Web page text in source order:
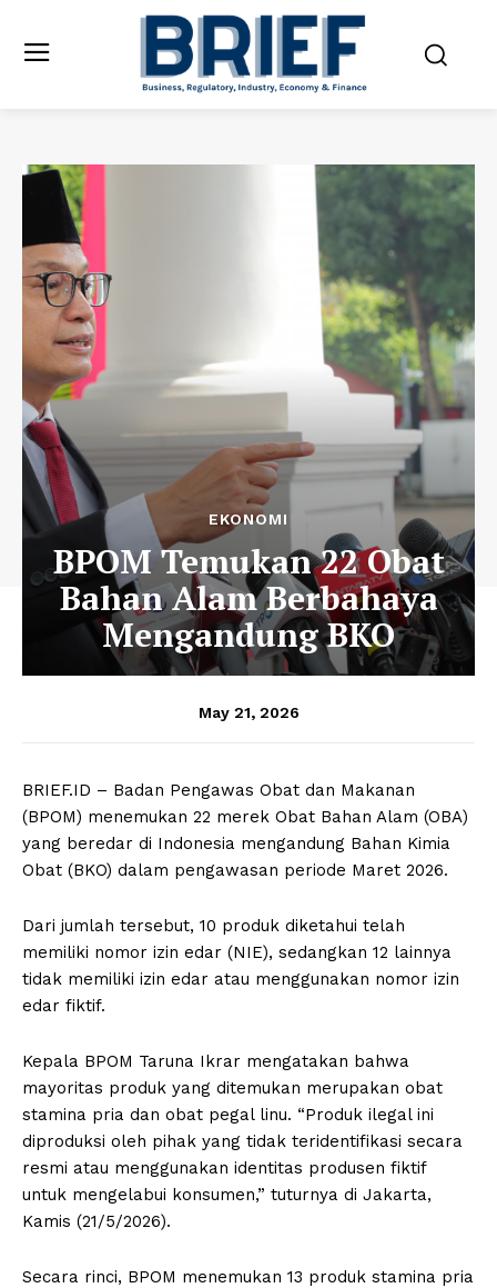
EKONOMI
BPOM Temukan 22 Obat
Bahan Alam Berbahaya
Mengandung BKO
May 21, 2026
BRIEF.ID – Badan Pengawas Obat dan Makanan
(BPOM) menemukan 22 merek Obat Bahan Alam (OBA)
yang beredar di Indonesia mengandung Bahan Kimia
Obat (BKO) dalam pengawasan periode Maret 2026.
Dari jumlah tersebut, 10 produk diketahui telah
memiliki nomor izin edar (NIE), sedangkan 12 lainnya
tidak memiliki izin edar atau menggunakan nomor izin
edar fiktif.
Kepala BPOM Taruna Ikrar mengatakan bahwa
mayoritas produk yang ditemukan merupakan obat
stamina pria dan obat pegal linu. “Produk ilegal ini
diproduksi oleh pihak yang tidak teridentifikasi secara
resmi atau menggunakan identitas produsen fiktif
untuk mengelabui konsumen,” tuturnya di Jakarta,
Kamis (21/5/2026).
Secara rinci, BPOM menemukan 13 produk stamina pria